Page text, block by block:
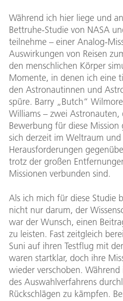
Während ich hier liege und
Bettruhe-Studie von NASA
teilnehme – einer Analog-
Auswirkungen von Reisen
den menschlichen Körper
Momente, in denen ich eine
den Astronautinnen und
spüre. Barry „Butch“
Williams – zwei Astronauten,
Bewerbung für diese
sich derzeit im Weltraum
Herausforderungen
trotz der großen
Missionen verbunden sind.
Als ich mich für diese Studie
nicht nur darum, der
war der Wunsch, einen
zu leisten. Fast zeitgleich
Suni auf ihren Testflug mit
waren startklar, doch ihre
wieder verschoben.
des Auswahlverfahrens
Rückschlägen zu kämpfen.